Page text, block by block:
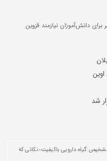
شد
تشخیص گیاه دارویی باکیفیت؛ نکاتی که